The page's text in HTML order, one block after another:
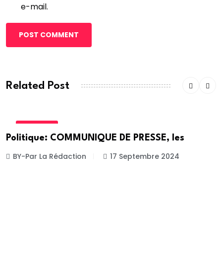
e-mail.
POST COMMENT
Related Post
Politique: COMMUNIQUE DE PRESSE, les
BY-Par La Rédaction 17 Septembre 2024